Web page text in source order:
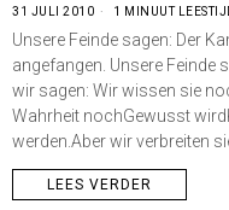
31 JULI 2010 1 MINUUT
Unsere Feinde sagen: Der
angefangen. Unsere Feinde
wir sagen: Wir wissen sie
Wahrheit nochGewusst
werden.Aber wir verbreiten
LEES VERDER